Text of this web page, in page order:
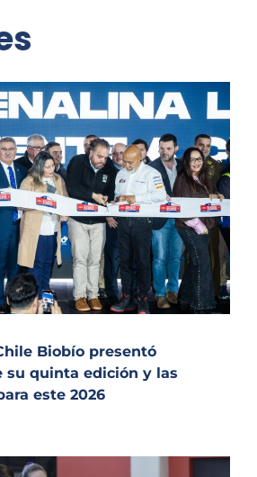
Biobío presentó
su quinta edición y las
este 2026